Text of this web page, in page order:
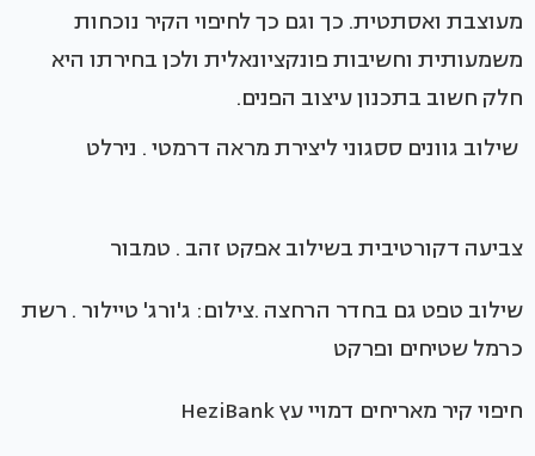
מעוצבת ואסתטית. כך וגם כך לחיפוי הקיר נוכחות
משמעותית וחשיבות פונקציונאלית ולכן בחירתו היא
חלק חשוב בתכנון עיצוב הפנים.
שילוב גוונים ססגוני ליצירת מראה דרמטי . נירלט
צביעה דקורטיבית בשילוב אפקט זהב . טמבור
שילוב טפט גם בחדר הרחצה .צילום: ג'ורג' טיילור . רשת
כרמל שטיחים ופרקט
חיפוי קיר מאריחים דמויי עץ HeziBank